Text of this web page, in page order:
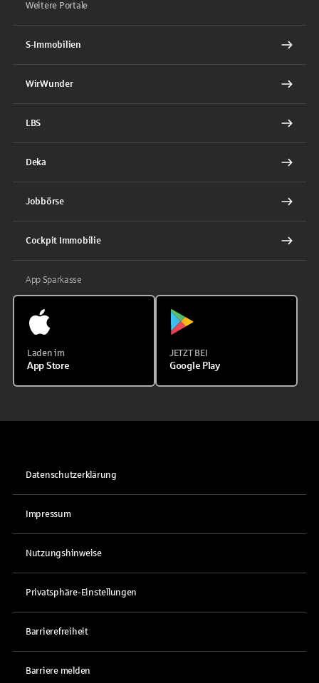
Weitere Portale
S-Immobilien
WirWunder
LBS
Deka
Jobbörse
Cockpit Immobilie
App Sparkasse
Laden im
App Store
JETZT BEI
Google Play
Datenschutzerklärung
Impressum
Nutzungshinweise
Privatsphäre-Einstellungen
Barrierefreiheit
Barriere melden